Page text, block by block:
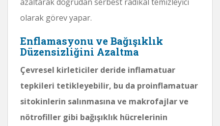
olarak görev yapar.
Enflamasyonu ve Bağışıklık
Düzensizliğini Azaltma
Çevresel kirleticiler deride inflamatuar
tepkileri tetikleyebilir, bu da proinflamatuar
sitokinlerin salınmasına ve makrofajlar ve
nötrofiller gibi bağışıklık hücrelerinin